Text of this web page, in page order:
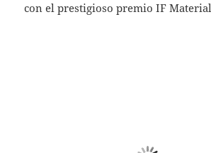
con el prestigioso premio IF